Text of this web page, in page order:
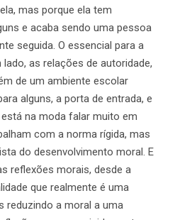
mas porque ela tem
e acaba sendo uma pessoa
seguida. O essencial para a
as relações de autoridade,
de um ambiente escolar
alguns, a porta de entrada, e
na moda falar muito em
com a norma rígida, mas
do desenvolvimento moral. E
reflexões morais, desde a
que realmente é uma
reduzindo a moral a uma